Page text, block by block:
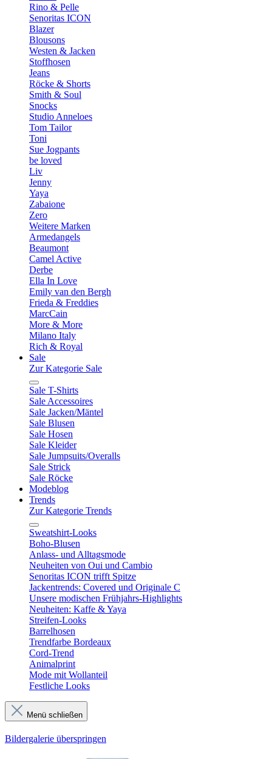
Rino & Pelle
Senoritas ICON
Blazer
Blousons
Westen & Jacken
Stoffhosen
Jeans
Röcke & Shorts
Smith & Soul
Snocks
Studio Anneloes
Tom Tailor
Toni
Sue Jogpants
be loved
Liv
Jenny
Yaya
Zabaione
Zero
Weitere Marken
Armedangels
Beaumont
Camel Active
Derbe
Ella In Love
Emily van den Bergh
Frieda & Freddies
MarcCain
More & More
Milano Italy
Rich & Royal
Sale
Zur Kategorie Sale
Sale T-Shirts
Sale Accessoires
Sale Jacken/Mäntel
Sale Blusen
Sale Hosen
Sale Kleider
Sale Jumpsuits/Overalls
Sale Strick
Sale Röcke
Modeblog
Trends
Zur Kategorie Trends
Sweatshirt-Looks
Boho-Blusen
Anlass- und Alltagsmode
Neuheiten von Oui und Cambio
Senoritas ICON trifft Spitze
Jackentrends: Covered und Originale C
Unsere modischen Frühjahrs-Highlights
Neuheiten: Kaffe & Yaya
Streifen-Looks
Barrelhosen
Trendfarbe Bordeaux
Cord-Trend
Animalprint
Mode mit Wollanteil
Festliche Looks
Menü schließen
Bildergalerie überspringen